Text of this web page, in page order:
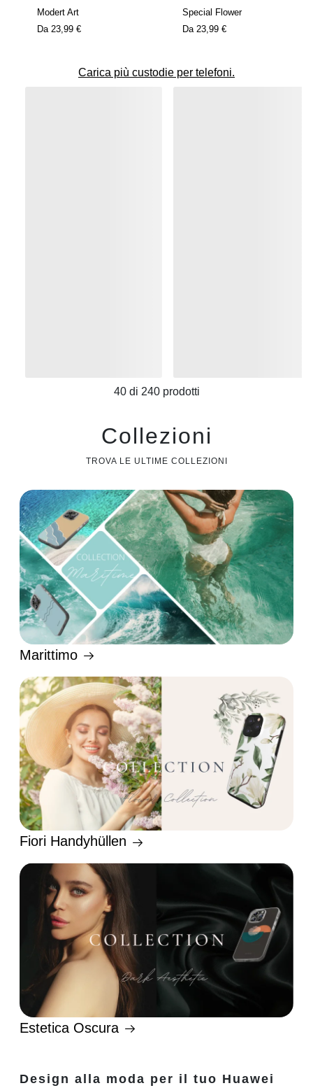
Modert Art
Da 23,99 €
Special Flower
Da 23,99 €
Carica più custodie per telefoni.
40di 240prodotti
Collezioni
TROVA LE ULTIME COLLEZIONI
Marittimo
Fiori Handyhüllen
Estetica Oscura
Design alla moda per il tuo Huawei